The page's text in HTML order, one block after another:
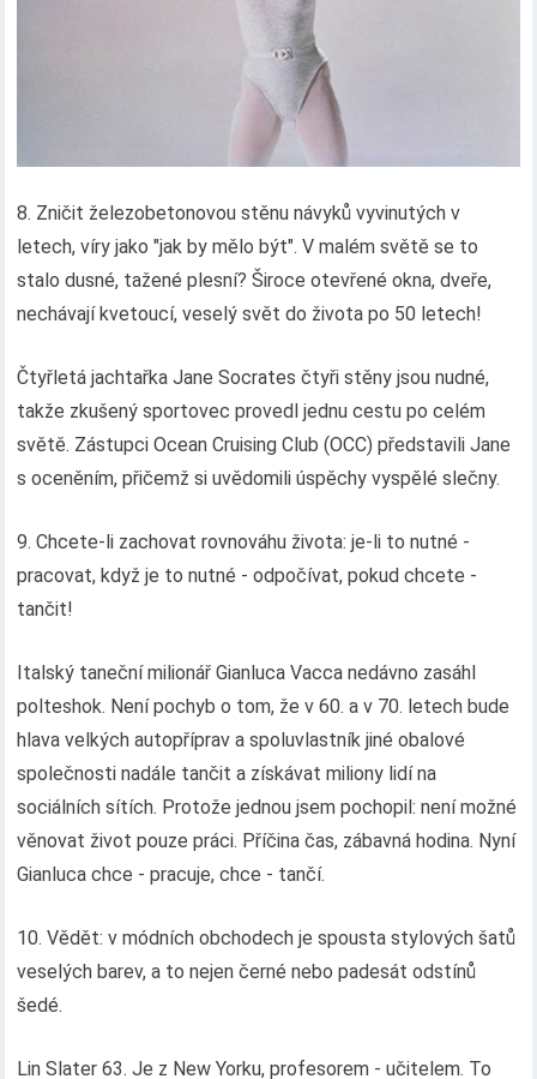
8. Zničit železobetonovou stěnu návyků vyvinutých v
letech, víry jako "jak by mělo být". V malém světě se to
stalo dusné, tažené plesní? Široce otevřené okna, dveře,
nechávají kvetoucí, veselý svět do života po 50 letech!
Čtyřletá jachtařka Jane Socrates čtyři stěny jsou nudné,
takže zkušený sportovec provedl jednu cestu po celém
světě. Zástupci Ocean Cruising Club (OCC) představili Jane
s oceněním, přičemž si uvědomili úspěchy vyspělé slečny.
9. Chcete-li zachovat rovnováhu života: je-li to nutné -
pracovat, když je to nutné - odpočívat, pokud chcete -
tančit!
Italský taneční milionář Gianluca Vacca nedávno zasáhl
polteshok. Není pochyb o tom, že v 60. a v 70. letech bude
hlava velkých autopříprav a spoluvlastník jiné obalové
společnosti nadále tančit a získávat miliony lidí na
sociálních sítích. Protože jednou jsem pochopil: není možné
věnovat život pouze práci. Příčina čas, zábavná hodina. Nyní
Gianluca chce - pracuje, chce - tančí.
10. Vědět: v módních obchodech je spousta stylových šatů
veselých barev, a to nejen černé nebo padesát odstínů
šedé.
Lin Slater 63. Je z New Yorku, profesorem - učitelem. To